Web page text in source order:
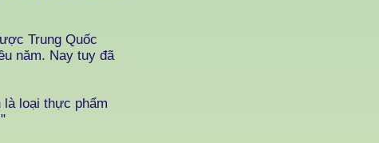
Trung Quốc
năm. Nay tuy đã
là loại thực phẩm